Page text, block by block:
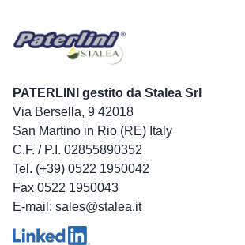
PATERLINI gestito da Stalea Srl
Via Bersella, 9 42018
San Martino in Rio (RE) Italy
C.F. / P.I. 02855890352
Tel. (+39) 0522 1950042
Fax 0522 1950043
E-mail: sales@stalea.it